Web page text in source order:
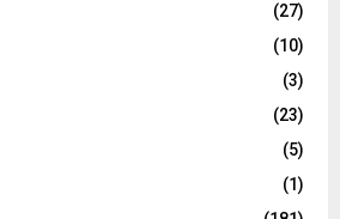
(27)
(10)
(3)
(23)
(5)
(1)